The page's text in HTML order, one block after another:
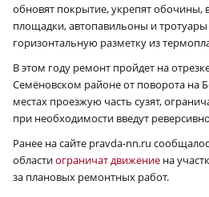
обновят покрытие, укрепят обочины,
площадки, автопавильоны и
горизонтальную разметку из
В этом году ремонт пройдет на
Семёновском районе от поворота на
местах проезжую часть сузят,
при необходимости введут
Ранее на сайте pravda-nn.ru
областиограничат движение на
за плановых ремонтных работ.